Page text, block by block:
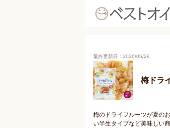
最終更新日：2026/05/29
梅ドラ
梅のドライフルーツが夏の
い半生タイプなど美味しい